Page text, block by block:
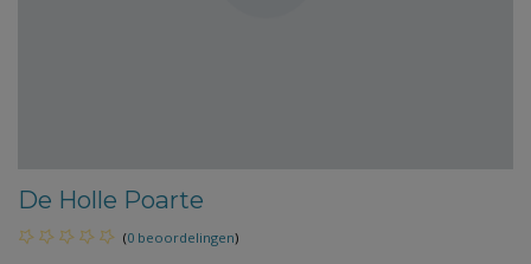
De Holle Poarte
(0 beoordelingen)